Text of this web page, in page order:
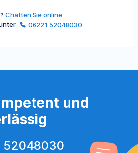
Chatten Sie online
06221 52048030
und
52048030